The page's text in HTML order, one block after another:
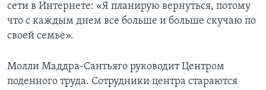
сети в Интернете: «Я планирую вернуться, потому
что с каждым днем все больше и больше скучаю по
своей семье».
Молли Маддра-Сантьяго руководит Центром
поденного труда. Сотрудники центра стараются